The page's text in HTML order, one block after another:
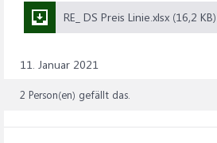
RE_ DS Preis Linie.xlsx (16,2 KB)
11. Januar 2021
2 Person(en) gefällt das.